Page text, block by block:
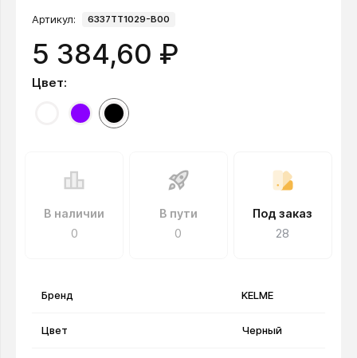
Артикул: 6337TT1029-B00
5 384,60 ₽
Цвет:
В наличии
0
В пути
0
Под заказ
28
Бренд KELME
Цвет Черный